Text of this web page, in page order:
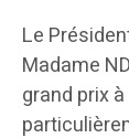
Le
Madame
grand prix